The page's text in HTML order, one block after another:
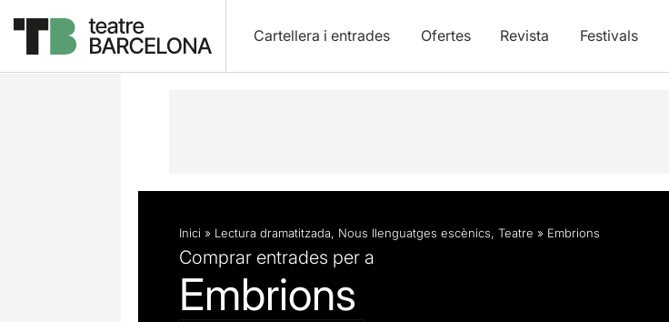
Cartellera i entrades Ofertes Revista Festivals
Descripció Fitxa artística
Inici » Lectura dramatitzada, Nous llenguatges escènics, Teatre » Embrions
Comprar entrades per a
Embrions